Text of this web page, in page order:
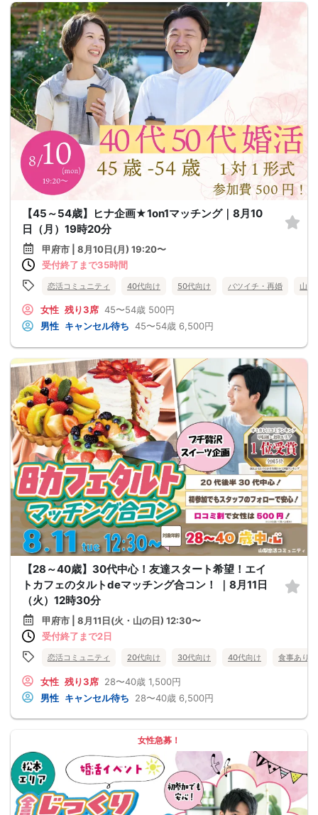
【45～54歳】ヒナ企画★1on1マッチング｜8月10
日（月）19時20分
甲府市 | 8月10日(月) 19:20〜
受付終了まで35時間
恋活コミュニティ 40代向け 50代向け バツイチ・再婚 山梨
女性 残り3席 45〜54歳 500円
男性 キャンセル待ち 45〜54歳 6,500円
【28～40歳】30代中心！友達スタート希望！エイ
トカフェのタルトdeマッチング合コン！ ｜8月11日
（火）12時30分
甲府市 | 8月11日(火・山の日) 12:30〜
受付終了まで2日
恋活コミュニティ 20代向け 30代向け 40代向け 食事あり
女性 残り3席 28〜40歳 1,500円
男性 キャンセル待ち 28〜40歳 6,500円
女性急募！